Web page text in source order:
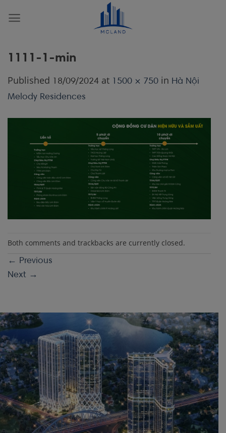
1111-1-min
Published
18/09/2024 at 1500 × 750 in Hà Nội
Melody Residences
Both comments and trackbacks are currently closed.
← Previous
Next →